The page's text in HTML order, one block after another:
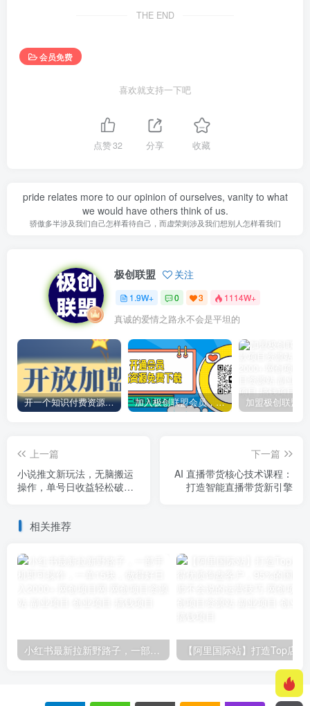
THE END
会员免费
喜欢就支持一下吧
点赞32 分享 收藏
pride relates more to our opinion of ourselves, vanity to what
we would have others think of us.
骄傲多半涉及我们自己怎样看待自己，而虚荣则涉及我们想别人怎样看我们
极创联盟 关注
1.9W+ 0 3 1114W+
真诚的爱情之路永不会是平坦的
开一个知识付费资源网站，小白也能日入1000+ 加入极创联盟会员，全站资源免费学习。
上一篇
小说推文新玩法，无脑搬运
操作，单号日收益轻松破
下一篇
AI 直播带货核心技术课程：
打造智能直播带货新引擎
相关推荐
小红书最新拉新野路子，一部手机即可操作，一单15块，做得好日入2000+